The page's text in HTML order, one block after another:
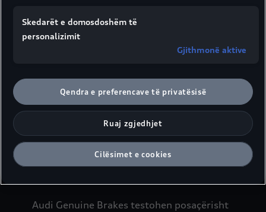
Avantazhet e Audi
Genuine Brakes në një
vështrim
Audi Genuine Brakes testohen posaçërisht
Skedarët e domosdoshëm të
personalizimit
Gjithmonë aktive
Qendra e preferencave të privatësisë
Ruaj zgjedhjet
Cilësimet e cookies